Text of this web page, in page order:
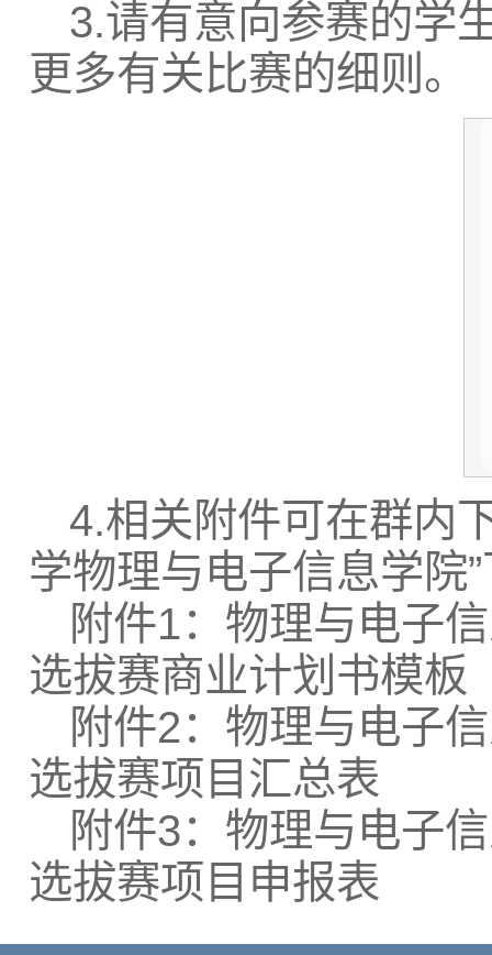
3.请有意向参赛的学
更多有关比赛的细则。
4.相关附件可在群内
学物理与电子信息学院
附件1：物理与电子
选拔赛商业计划书模板
附件2：物理与电子
选拔赛项目汇总表
附件3：物理与电子
选拔赛项目申报表